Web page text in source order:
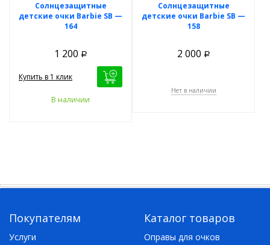
Солнцезащитные
детские очки Barbie SB —
164
1 200 Р
Купить в 1 клик
В наличии
Солнцезащитные
детские очки Barbie SB —
158
2 000 Р
Нет в наличии
Покупателям
Услуги
Каталог товаров
Оправы для очков